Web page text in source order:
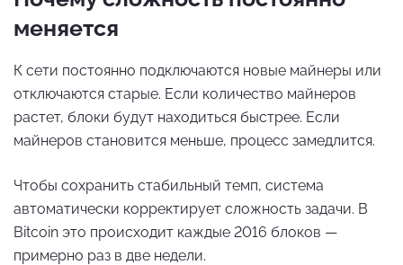
меняется
К сети постоянно подключаются новые майнеры или
отключаются старые. Если количество майнеров
растет, блоки будут находиться быстрее. Если
майнеров становится меньше, процесс замедлится.
Чтобы сохранить стабильный темп, система
автоматически корректирует сложность задачи. В
Bitcoin это происходит каждые 2016 блоков —
примерно раз в две недели.